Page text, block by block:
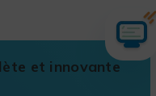
et innovante